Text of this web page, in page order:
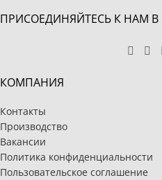
ПРИСОЕДИНЯЙТЕСЬ К НАМ В
КОМПАНИЯ
Контакты
Производство
Вакансии
Политика конфиденциальности
Пользовательское соглашение